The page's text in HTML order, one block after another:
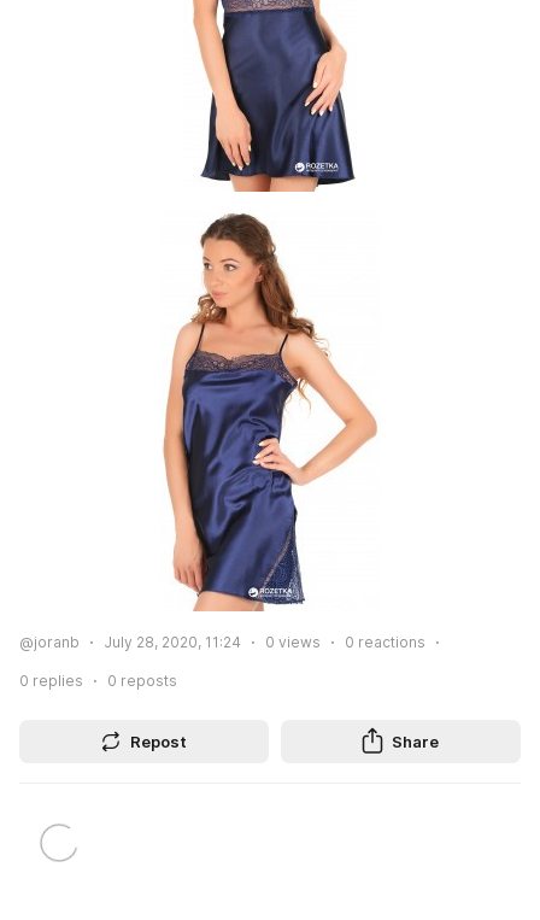
@joranb July 28, 2020, 11:24 0 views 0 reactions
0 replies 0 reposts
Repost Share